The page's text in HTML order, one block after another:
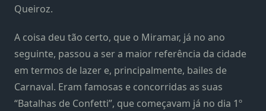
Queiroz.
A coisa deu tão certo, que o Miramar, já no ano
seguinte, passou a ser a maior referência da cidade
em termos de lazer e, principalmente, bailes de
Carnaval. Eram famosas e concorridas as suas
“Batalhas de Confetti”, que começavam já no dia 1º